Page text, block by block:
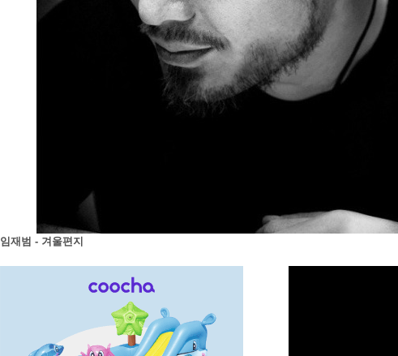
임재범 - 겨울편지